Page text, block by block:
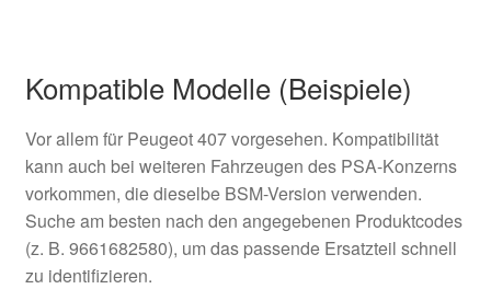
Kompatible Modelle (Beispiele)
Vor allem für Peugeot 407 vorgesehen. Kompatibilität
kann auch bei weiteren Fahrzeugen des PSA-Konzerns
vorkommen, die dieselbe BSM-Version verwenden.
Suche am besten nach den angegebenen Produktcodes
(z. B. 9661682580), um das passende Ersatzteil schnell
zu identifizieren.